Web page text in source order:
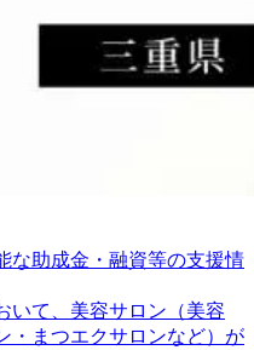
な助成金・融資等の支援情
いて、美容サロン（美容
・まつエクサロンなど）が